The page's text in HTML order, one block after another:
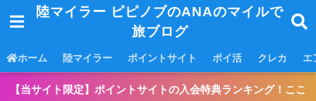
陸マイラー ピピノブのANAのマイルで
旅ブログ
ホーム 陸マイラー ポイントサイト ポイ活 クレカ エ
【当サイト限定】ポイントサイトの入会特典ランキング！ここ